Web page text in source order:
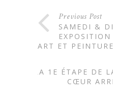
Previous Post
SAMEDI &
EXPOSITION
ART ET
LA 1E ÉTAPE DE
CŒUR